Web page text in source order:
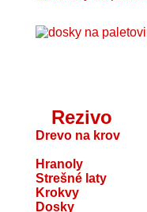
Rezivo
Drevo na krov
Hranoly
Strešné laty
Krokvy
Dosky